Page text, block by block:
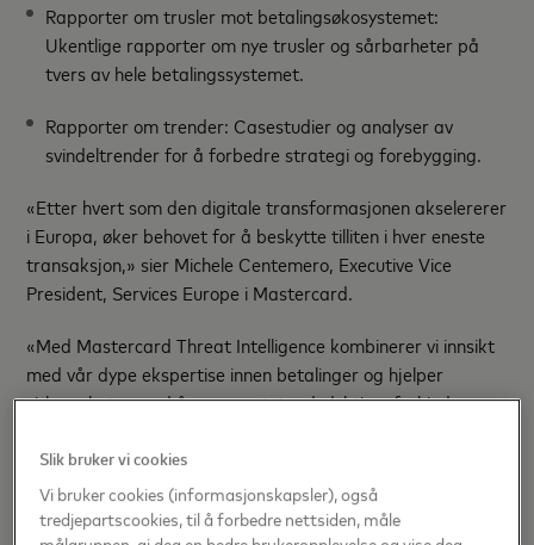
Rapporter om trusler mot betalingsøkosystemet:
Ukentlige rapporter om nye trusler og sårbarheter på
tvers av hele betalingssystemet.
Rapporter om trender: Casestudier og analyser av
svindeltrender for å forbedre strategi og forebygging.
«Etter hvert som den digitale transformasjonen akselererer
i Europa, øker behovet for å beskytte tilliten i hver eneste
transaksjon,» sier Michele Centemero, Executive Vice
President, Services Europe i Mastercard.
«Med Mastercard Threat Intelligence kombinerer vi innsikt
med vår dype ekspertise innen betalinger og hjelper
virksomheter med å være motstandsdyktige, forhindre
Lanseringen av
Mastercard Threat Intelligence
under ett år etter at Mastercard fullførte oppkjøpet av
Slik bruker vi cookies
Vi bruker cookies (informasjonskapsler), også
tredjepartscookies, til å forbedre nettsiden, måle